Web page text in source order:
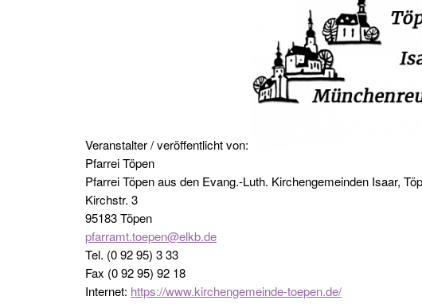
Veranstalter / veröffentlicht von:
Pfarrei Töpen
Pfarrei Töpen aus den Evang.-Luth. Kirchengemeinden Isaar,
Kirchstr. 3
95183 Töpen
pfarramt.toepen@elkb.de
Tel. (0 92 95) 3 33
Fax (0 92 95) 92 18
Internet: https://www.kirchengemeinde-toepen.de/